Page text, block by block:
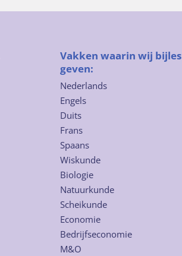
Vakken waarin wij bijles
geven:
Nederlands
Engels
Duits
Frans
Spaans
Wiskunde
Biologie
Natuurkunde
Scheikunde
Economie
Bedrijfseconomie
M&O